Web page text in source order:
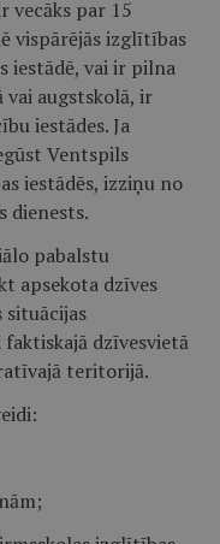
vecāks par 15
vispārējās izglītības
iestādē, vai ir pilna
vai augstskolā, ir
iestādes. Ja
Ventspils
iestādēs, izziņu no
dienests.
pabalstu
apsekota dzīves
situācijas
dzīvesvietā
teritorijā.